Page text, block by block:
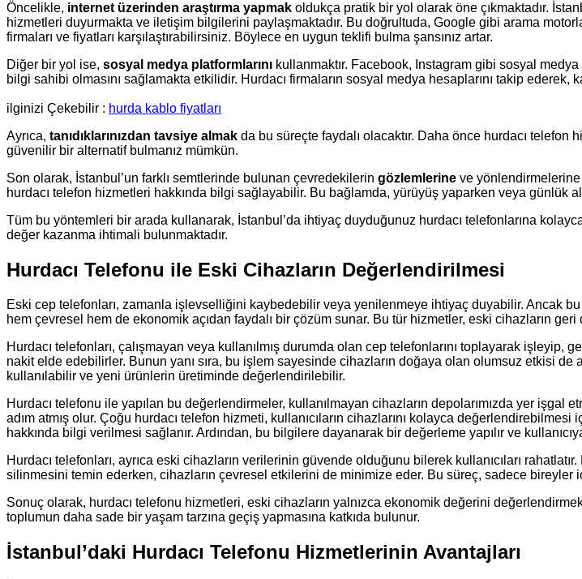
Öncelikle, internet üzerinden araştırma yapmak oldukça pratik bir yol olarak öne çıkmaktadır.
hizmetleri duyurmakta ve iletişim bilgilerini paylaşmaktadır. Bu doğrultuda, Google gibi arama
firmaları ve fiyatları karşılaştırabilirsiniz. Böylece en uygun teklifi bulma şansınız artar.
Diğer bir yol ise, sosyal medya platformlarını kullanmaktır. Facebook, Instagram gibi sosyal medya
bilgi sahibi olmasını sağlamakta etkilidir. Hurdacı firmaların sosyal medya hesaplarını takip
ilginizi Çekebilir : hurda kablo fiyatları
Ayrıca, tanıdıklarınızdan tavsiye almak da bu süreçte faydalı olacaktır. Daha önce hurdacı telefon
güvenilir bir alternatif bulmanız mümkün.
Son olarak, İstanbul’un farklı semtlerinde bulunan çevredekilerin gözlemlerine ve
hurdacı telefon hizmetleri hakkında bilgi sağlayabilir. Bu bağlamda, yürüyüş yaparken veya günlük
Tüm bu yöntemleri bir arada kullanarak, İstanbul’da ihtiyaç duyduğunuz hurdacı telefonlarına
değer kazanma ihtimali bulunmaktadır.
Hurdacı Telefonu ile Eski Cihazların Değerlendirilmesi
Eski cep telefonları, zamanla işlevselliğini kaybedebilir veya yenilenmeye ihtiyaç duyabilir. Ancak
hem çevresel hem de ekonomik açıdan faydalı bir çözüm sunar. Bu tür hizmetler, eski cihazların
Hurdacı telefonları, çalışmayan veya kullanılmış durumda olan cep telefonlarını toplayarak işleyip,
nakit elde edebilirler. Bunun yanı sıra, bu işlem sayesinde cihazların doğaya olan olumsuz etkisi
kullanılabilir ve yeni ürünlerin üretiminde değerlendirilebilir.
Hurdacı telefonu ile yapılan bu değerlendirmeler, kullanılmayan cihazların depolarımızda yer işgal
adım atmış olur. Çoğu hurdacı telefon hizmeti, kullanıcıların cihazlarını kolayca
hakkında bilgi verilmesi sağlanır. Ardından, bu bilgilere dayanarak bir değerleme yapılır ve
Hurdacı telefonları, ayrıca eski cihazların verilerinin güvende olduğunu bilerek kullanıcıları
silinmesini temin ederken, cihazların çevresel etkilerini de minimize eder. Bu süreç, sadece
Sonuç olarak, hurdacı telefonu hizmetleri, eski cihazların yalnızca ekonomik değerini
toplumun daha sade bir yaşam tarzına geçiş yapmasına katkıda bulunur.
İstanbul’daki Hurdacı Telefonu Hizmetlerinin Avantajları